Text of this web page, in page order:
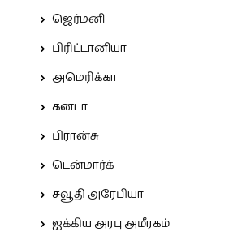
ஜெர்மனி
பிரிட்டானியா
அமெரிக்கா
கனடா
பிரான்சு
டென்மார்க்
சவூதி அரேபியா
ஐக்கிய அரபு அமீரகம்